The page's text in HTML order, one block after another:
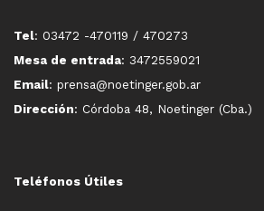
Tel: 03472 -470119 / 470273
Mesa de entrada: 3472559021
Email: prensa@noetinger.gob.ar
Dirección: Córdoba 48, Noetinger (Cba.)
Teléfonos Útiles